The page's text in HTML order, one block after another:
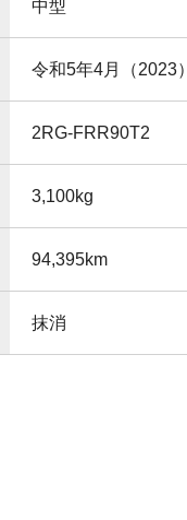
中型
令和5年4月（2023）
2RG-FRR90T2
3,100kg
94,395km
抹消